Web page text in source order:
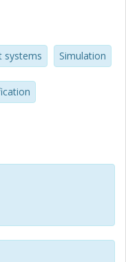
3D simulation
includes a synthesis
controllable
generation. The
diagrams, which
still
that are easily
systems Simulation